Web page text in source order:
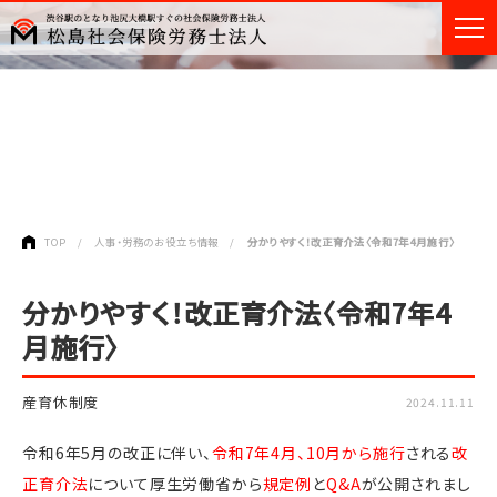
TOP 人事・労務のお役立ち情報 分かりやすく！改正育介法〈令和7年4月施行〉
分かりやすく！改正育介法〈令和7年4
月施行〉
産育休制度 2024.11.11
令和6年5月の改正に伴い、令和7年4月、10月から施行される改
正育介法について厚生労働省から規定例 とQ&Aが公開されまし